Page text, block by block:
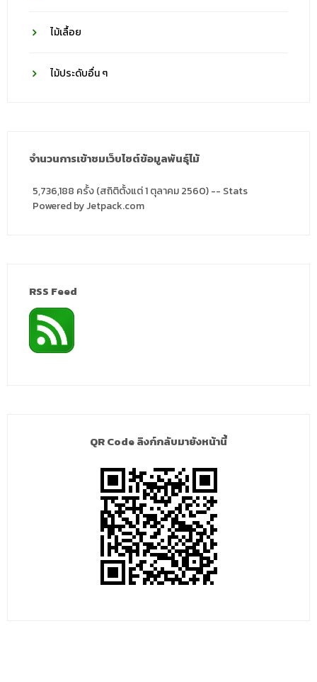
ไม้เลื้อย
ไม้ประดับอื่น ๆ
จำนวนการเข้าชมเว็บไซต์ข้อมูลพันธุ์ไม้
5,736,188 ครั้ง (สถิติตั้งแต่ 1 ตุลาคม 2560) -- Stats
Powered by Jetpack.com
RSS Feed
QR Code ลิงก์กลับมายังหน้านี้